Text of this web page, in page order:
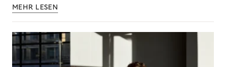
MEHR LESEN